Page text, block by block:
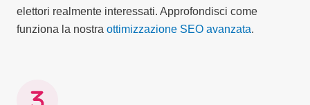
elettori realmente interessati. Approfondisci come
funziona la nostra ottimizzazione SEO avanzata.